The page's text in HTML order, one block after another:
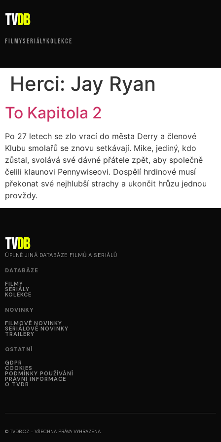
tvDB
FILMYSERIÁLY KOLEKCE
Herci: Jay Ryan
To Kapitola 2
Po 27 letech se zlo vrací do města Derry a členové
Klubu smolařů se znovu setkávají. Mike, jediný, kdo
zůstal, svolává své dávné přátele zpět, aby společně
čelili klaunovi Pennywiseovi. Dospělí hrdinové musí
překonat své nejhlubší strachy a ukončit hrůzu jednou
provždy.
tvDB
ÚPLNĚ JINÁ DATABÁZE FILMŮ A SERIÁLŮ
DATABÁZE
FILMY
SERIÁLY
KOLEKCE
NOVINKY
FILMOVÉ NOVINKY
SERIÁLOVÉ NOVINKY
TRAILERY
OSTATNÍ
GDPR
COOKIES
PODMÍNKY POUŽÍVÁNÍ
PRÁVNÍ INFORMACE
O TVDB
© TVDB.CZ - VŠECHNA PRÁVA VYHRAZENA